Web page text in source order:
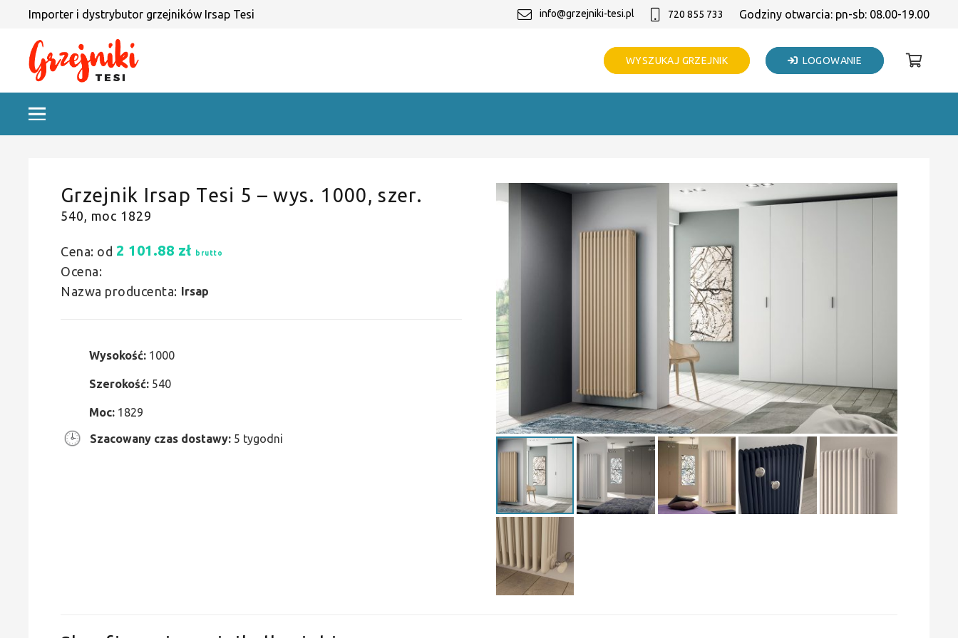
Importer i dystrybutor grzejników Irsap Tesi info@grzejniki-tesi.pl 720 855 733 Godziny otwarcia: pn-sb: 08.00-19.00
WYSZUKAJ GRZEJNIK LOGOWANIE
Grzejnik Irsap Tesi 5 – wys. 1000, szer.
540, moc 1829
Cena: od 2 101.88 zł brutto
Ocena:
Nazwa producenta: Irsap
Wysokość: 1000
Szerokość: 540
Moc: 1829
Szacowany czas dostawy: 5 tygodni